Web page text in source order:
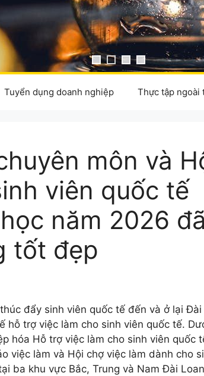
Tuyển dụng doanh nghiệp Thực tập ngoài
môn và
viên quốc tế
năm 2026 đã
tốt đẹp
đẩy sinh viên quốc tế đến và ở lại Đài
hỗ trợ việc làm cho sinh viên quốc tế.
hóa Hỗ trợ việc làm cho sinh viên quốc
việc làm và Hội chợ việc làm dành cho
ba khu vực Bắc, Trung và Nam Đài